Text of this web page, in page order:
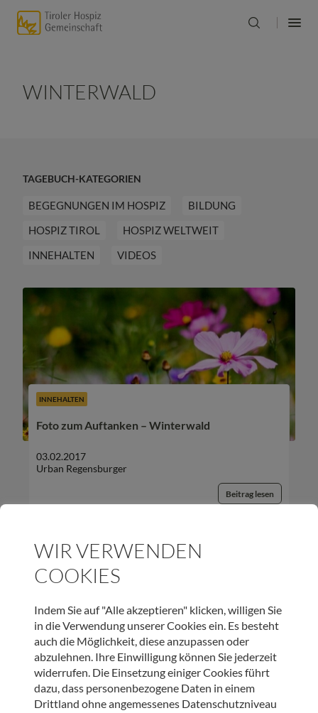
WINTERWALD
TAGEBUCH-KATEGORIEN
BEGEGNUNGEN IM HOSPIZ
BILDUNG
HOSPIZ TIROL
HOSPIZ WELTWEIT
INNEHALTEN
VIDEOS
INNEHALTEN
Foto zum Auftanken – Winterwald
03.02.2017
Urban Regensburger
Beitrag lesen
ANMELDEN
WIR VERWENDEN
COOKIES
Indem Sie auf "Alle akzeptieren" klicken, willigen Sie
in die Verwendung unserer Cookies ein. Es besteht
auch die Möglichkeit, diese anzupassen oder
abzulehnen. Ihre Einwilligung können Sie jederzeit
widerrufen. Die Einsetzung einiger Cookies führt
dazu, dass personenbezogene Daten in einem
Drittland ohne angemessenes Datenschutzniveau